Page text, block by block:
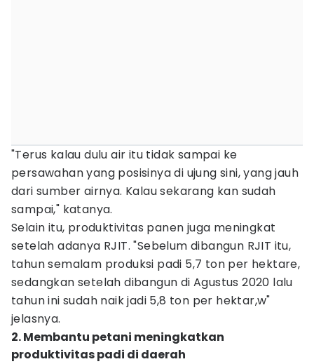
"Terus kalau dulu air itu tidak sampai ke
persawahan yang posisinya di ujung sini, yang jauh
dari sumber airnya. Kalau sekarang kan sudah
sampai," katanya.
Selain itu, produktivitas panen juga meningkat
setelah adanya RJIT. "Sebelum dibangun RJIT itu,
tahun semalam produksi padi 5,7 ton per hektare,
sedangkan setelah dibangun di Agustus 2020 lalu
tahun ini sudah naik jadi 5,8 ton per hektar,w"
jelasnya.
2. Membantu petani meningkatkan
produktivitas padi di daerah